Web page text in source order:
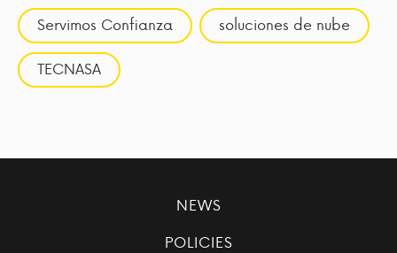
Servimos Confianza soluciones de nube
TECNASA
NEWS
POLICIES